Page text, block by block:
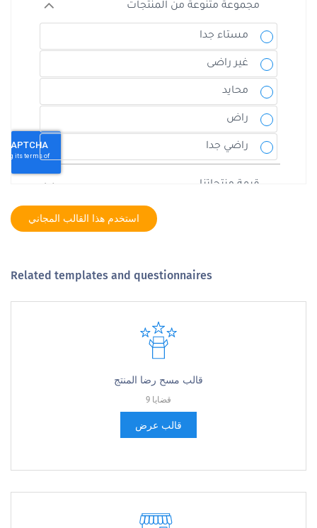
استخدم هذا القالب المجاني
Related templates and questionnaires
قالب مسح رضا المنتج
9 قضايا
قالب عرض